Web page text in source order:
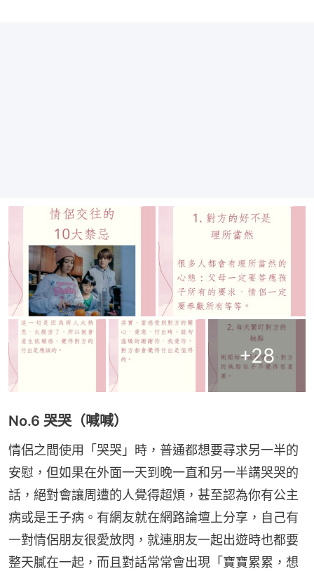
+28
No.6 哭哭（喊喊）
情侶之間使用「哭哭」時，普通都想要尋求另一半的
安慰，但如果在外面一天到晚一直和另一半講哭哭的
話，絕對會讓周遭的人覺得超煩，甚至認為你有公主
病或是王子病。有網友就在網路論壇上分享，自己有
一對情侶朋友很愛放閃，就連朋友一起出遊時也都要
整天膩在一起，而且對話常常會出現「寶寶累累，想